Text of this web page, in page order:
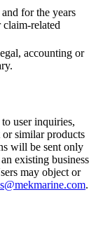
for the years
related
accounting or
user inquiries,
similar products
will be sent only
existing business
may object or
.